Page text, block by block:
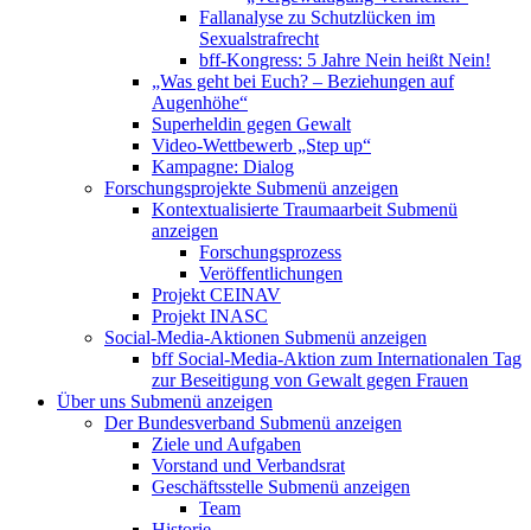
Fallanalyse zu Schutzlücken im
Sexualstrafrecht
bff-Kongress: 5 Jahre Nein heißt Nein!
„Was geht bei Euch? – Beziehungen auf
Augenhöhe“
Superheldin gegen Gewalt
Video-Wettbewerb „Step up“
Kampagne: Dialog
Forschungsprojekte Submenü anzeigen
Kontextualisierte Traumaarbeit Submenü
anzeigen
Forschungsprozess
Veröffentlichungen
Projekt CEINAV
Projekt INASC
Social-Media-Aktionen Submenü anzeigen
bff Social-Media-Aktion zum Internationalen Tag
zur Beseitigung von Gewalt gegen Frauen
Über uns Submenü anzeigen
Der Bundesverband Submenü anzeigen
Ziele und Aufgaben
Vorstand und Verbandsrat
Geschäftsstelle Submenü anzeigen
Team